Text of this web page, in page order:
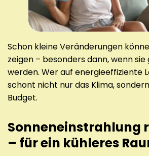
Schon kleine Veränderungen
zeigen – besonders dann, wenn
werden. Wer auf energieeffiziente
schont nicht nur das Klima,
Budget.
Sonneneinstrahlung
– für ein kühleres